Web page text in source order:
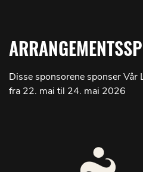
Disse sponsorene sponser
fra 22. mai til 24. mai 2026